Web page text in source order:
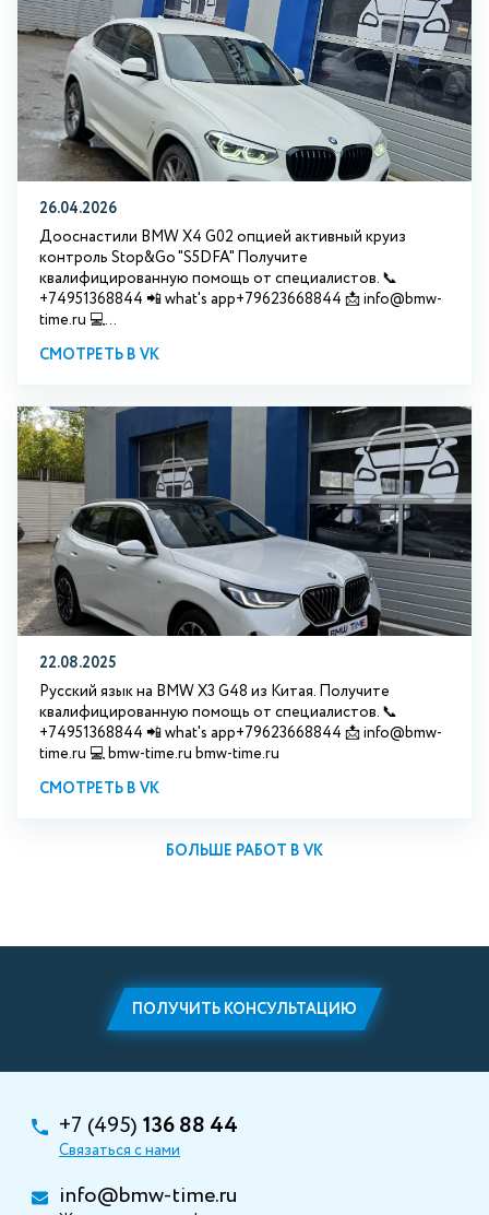
26.04.2026
Дооснастили BMW X4 G02 опцией активный круиз
контроль Stop&Go "S5DFA" Получите
квалифицированную помощь от специалистов. 📞
+74951368844 📲 what's app+79623668844 📩 info@bmw-
time.ru 💻...
СМОТРЕТЬ В VK
22.08.2025
Русский язык на BMW X3 G48 из Китая. Получите
квалифицированную помощь от специалистов. 📞
+74951368844 📲 what's app+79623668844 📩 info@bmw-
time.ru 💻 bmw-time.ru bmw-time.ru
СМОТРЕТЬ В VK
БОЛЬШЕ РАБОТ В VK
ПОЛУЧИТЬ КОНСУЛЬТАЦИЮ
+7 (495) 136 88 44
Связаться с нами
info@bmw-time.ru